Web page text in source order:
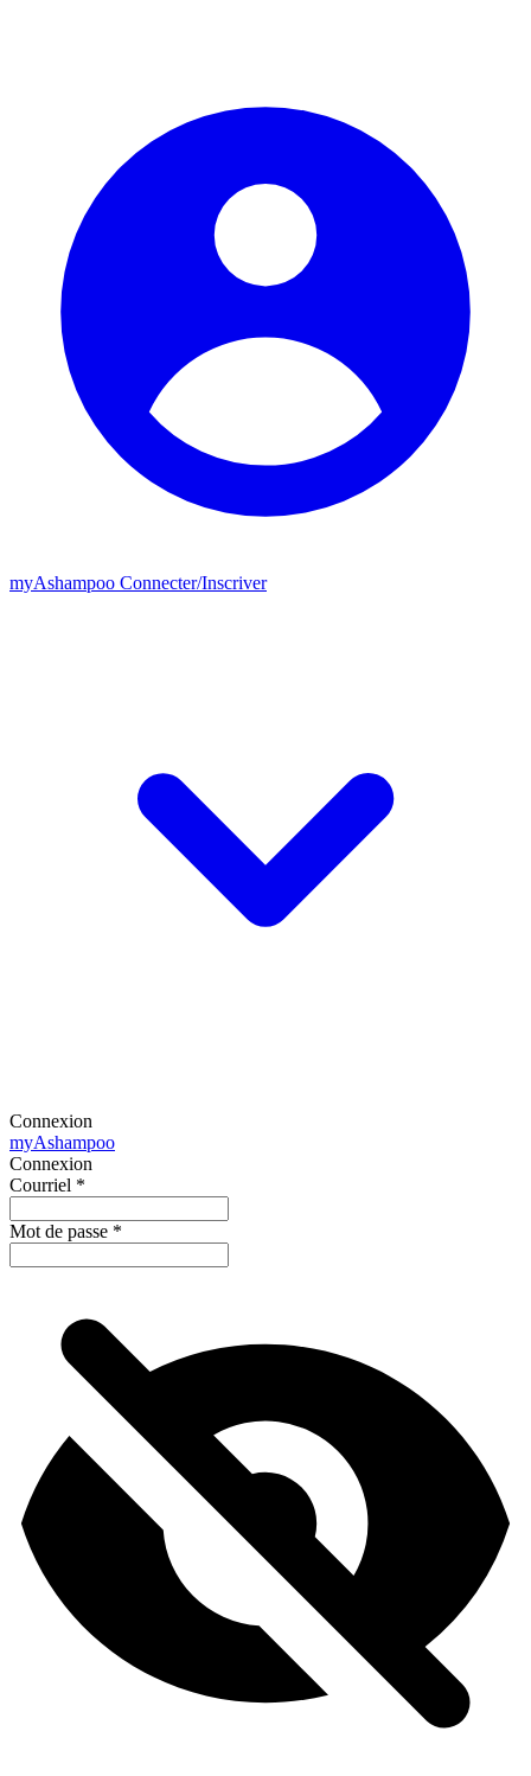
myAshampoo Connecter/Inscriver
Connexion
myAshampoo
Connexion
Courriel *
Mot de passe *